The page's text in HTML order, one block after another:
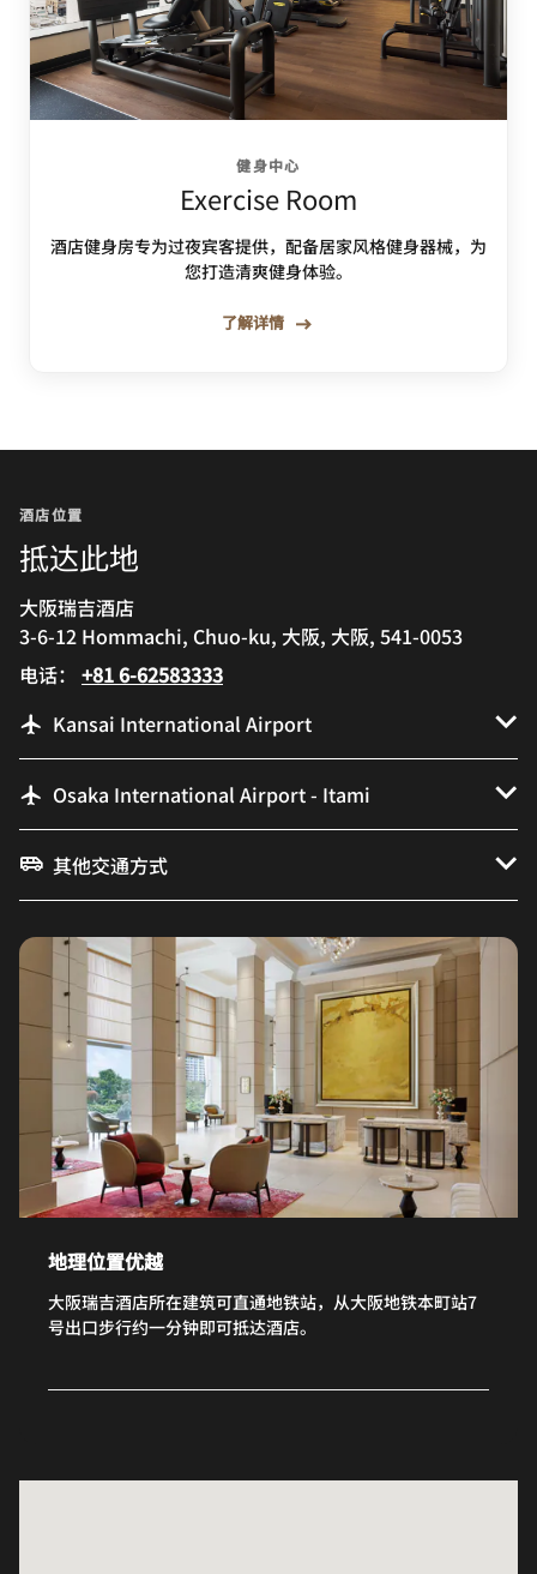
健身中心
Exercise Room
酒店健身房专为过夜宾客提供，配备居家风格健身器械，为
您打造清爽健身体验。
了解详情
酒店位置
抵达此地
大阪瑞吉酒店
3-6-12 Hommachi, Chuo-ku, 大阪, 大阪, 541-0053
电话： +81 6-62583333
Kansai International Airport
Osaka International Airport - Itami
其他交通方式
地理位置优越
大阪瑞吉酒店所在建筑可直通地铁站，从大阪地铁本町站7
号出口步行约一分钟即可抵达酒店。